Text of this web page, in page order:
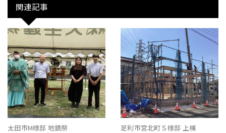
関連記事
太田市M様邸 地鎮祭 足利市宮北町Ｓ様邸 上棟